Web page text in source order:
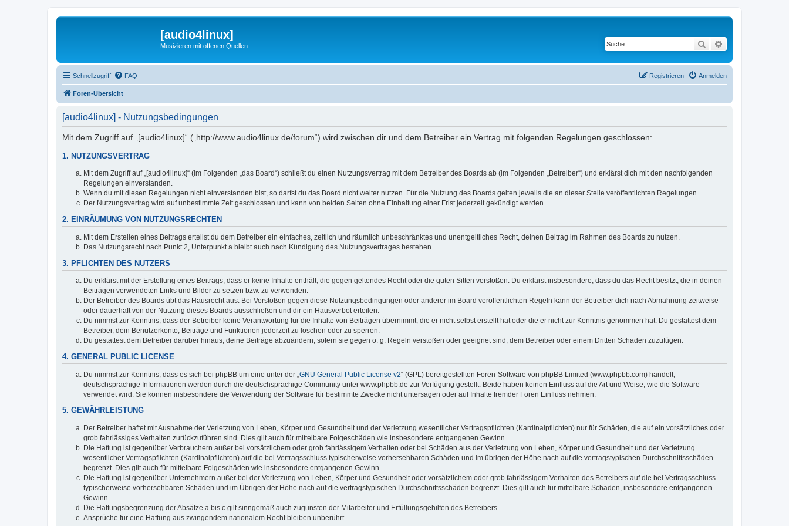
[audio4linux]
Musizieren mit offenen Quellen Suche
Schnellzugriff FAQ Anmelden
Registrieren
Foren-Übersicht
[audio4linux] - Nutzungsbedingungen
Mit dem Zugriff auf „[audio4linux]“ („http://www.audio4linux.de/forum“) wird zwischen dir und dem Betreiber ein Vertrag mit folgenden Regelungen geschlossen:
1. NUTZUNGSVERTRAG
Mit dem Zugriff auf „[audio4linux]“ (im Folgenden „das Board“) schließt du einen Nutzungsvertrag mit dem Betreiber des Boards ab (im Folgenden „Betreiber“) und erklärst dich mit den nachfolgenden
Regelungen einverstanden.
Wenn du mit diesen Regelungen nicht einverstanden bist, so darfst du das Board nicht weiter nutzen. Für die Nutzung des Boards gelten jeweils die an dieser Stelle veröffentlichten Regelungen.
Der Nutzungsvertrag wird auf unbestimmte Zeit geschlossen und kann von beiden Seiten ohne Einhaltung einer Frist jederzeit gekündigt werden.
2. EINRÄUMUNG VON NUTZUNGSRECHTEN
Mit dem Erstellen eines Beitrags erteilst du dem Betreiber ein einfaches, zeitlich und räumlich unbeschränktes und unentgeltliches Recht, deinen Beitrag im Rahmen des Boards zu nutzen.
Das Nutzungsrecht nach Punkt 2, Unterpunkt a bleibt auch nach Kündigung des Nutzungsvertrages bestehen.
3. PFLICHTEN DES NUTZERS
Du erklärst mit der Erstellung eines Beitrags, dass er keine Inhalte enthält, die gegen geltendes Recht oder die guten Sitten verstoßen. Du erklärst insbesondere, dass du das Recht besitzt, die in deinen
Beiträgen verwendeten Links und Bilder zu setzen bzw. zu verwenden.
Der Betreiber des Boards übt das Hausrecht aus. Bei Verstößen gegen diese Nutzungsbedingungen oder anderer im Board veröffentlichten Regeln kann der Betreiber dich nach Abmahnung zeitweise
oder dauerhaft von der Nutzung dieses Boards ausschließen und dir ein Hausverbot erteilen.
Du nimmst zur Kenntnis, dass der Betreiber keine Verantwortung für die Inhalte von Beiträgen übernimmt, die er nicht selbst erstellt hat oder die er nicht zur Kenntnis genommen hat. Du gestattest dem
Betreiber, dein Benutzerkonto, Beiträge und Funktionen jederzeit zu löschen oder zu sperren.
Du gestattest dem Betreiber darüber hinaus, deine Beiträge abzuändern, sofern sie gegen o. g. Regeln verstoßen oder geeignet sind, dem Betreiber oder einem Dritten Schaden zuzufügen.
4. GENERAL PUBLIC LICENSE
Du nimmst zur Kenntnis, dass es sich bei phpBB um eine unter der „ GNU General Public License v2“ (GPL) bereitgestellten Foren-Software von phpBB Limited (www.phpbb.com) handelt;
deutschsprachige Informationen werden durch die deutschsprachige Community unter www.phpbb.de zur Verfügung gestellt. Beide haben keinen Einfluss auf die Art und Weise, wie die Software
verwendet wird. Sie können insbesondere die Verwendung der Software für bestimmte Zwecke nicht untersagen oder auf Inhalte fremder Foren Einfluss nehmen.
5. GEWÄHRLEISTUNG
Der Betreiber haftet mit Ausnahme der Verletzung von Leben, Körper und Gesundheit und der Verletzung wesentlicher Vertragspflichten (Kardinalpflichten) nur für Schäden, die auf ein vorsätzliches oder
grob fahrlässiges Verhalten zurückzuführen sind. Dies gilt auch für mittelbare Folgeschäden wie insbesondere entgangenen Gewinn.
Die Haftung ist gegenüber Verbrauchern außer bei vorsätzlichem oder grob fahrlässigem Verhalten oder bei Schäden aus der Verletzung von Leben, Körper und Gesundheit und der Verletzung
wesentlicher Vertragspflichten (Kardinalpflichten) auf die bei Vertragsschluss typischerweise vorhersehbaren Schäden und im übrigen der Höhe nach auf die vertragstypischen Durchschnittsschäden
begrenzt. Dies gilt auch für mittelbare Folgeschäden wie insbesondere entgangenen Gewinn.
Die Haftung ist gegenüber Unternehmern außer bei der Verletzung von Leben, Körper und Gesundheit oder vorsätzlichem oder grob fahrlässigem Verhalten des Betreibers auf die bei Vertragsschluss
typischerweise vorhersehbaren Schäden und im Übrigen der Höhe nach auf die vertragstypischen Durchschnittsschäden begrenzt. Dies gilt auch für mittelbare Schäden, insbesondere entgangenen
Gewinn.
Die Haftungsbegrenzung der Absätze a bis c gilt sinngemäß auch zugunsten der Mitarbeiter und Erfüllungsgehilfen des Betreibers.
Ansprüche für eine Haftung aus zwingendem nationalem Recht bleiben unberührt.